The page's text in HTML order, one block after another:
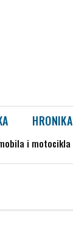
HRONIKA
i motocikla